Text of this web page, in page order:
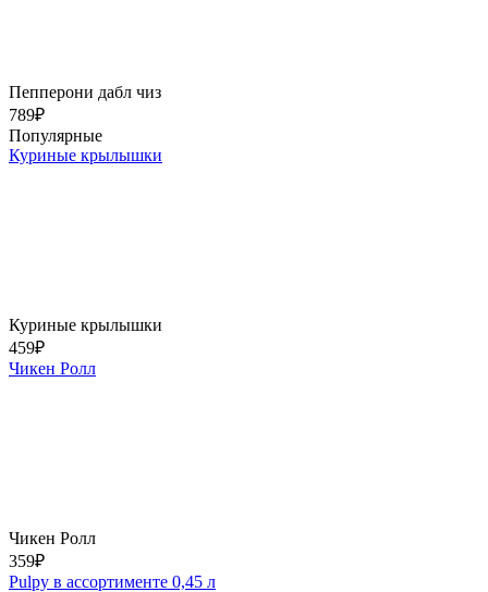
Пепперони дабл чиз
789₽
Популярные
Куриные крылышки
Куриные крылышки
459₽
Чикен Ролл
Чикен Ролл
359₽
Pulpy в ассортименте 0,45 л